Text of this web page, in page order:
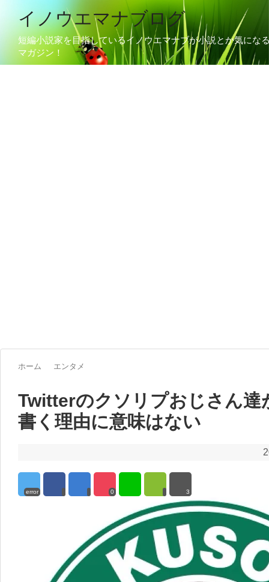
イノウエマナブログ
短編小説家を目指しているイノウエマナブが小説とか気にな
マガジン！
ホーム エンタメ
Twitterのクソリプおじさん達
書く理由に意味はない
error 0 3